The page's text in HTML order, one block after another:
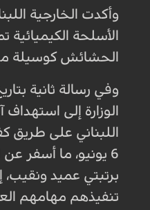
وأكدت الخارجية
الأسلحة
الحشائش كوسيلة
الوزارة إلى
اللبناني على طريق
6 يونيو، ما أسفر
برتبتي عميد ونقيب،
تنفيذهم مهامهم